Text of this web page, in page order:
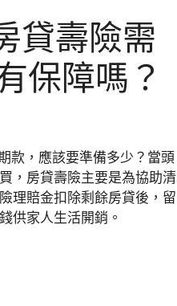
貸壽險需
保障嗎？
款，應該要準備多少？當頭
，房貸壽險主要是為協助清
理賠金扣除剩餘房貸後，留
供家人生活開銷。